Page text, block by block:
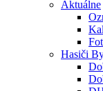
Aktuálne
Hasiči